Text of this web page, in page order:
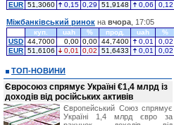
EUR 51,3060 0,15 0,29 51,9148 0,06 0,12
Міжбанківський ринок на вчора , 17:05
куп. uah % прод. uah
%
USD 44,7000 0,00 0,00 44,7400 0,01
0,02
EUR 51,6106 0,01 0,02 51,6433 0,01 0,02
ТОП-НОВИНИ
Євросоюз спрямує Україні €1,4 млрд із
доходів від російських активів
Європейський Союз спрямує
Україні 1,4 млрд євро за